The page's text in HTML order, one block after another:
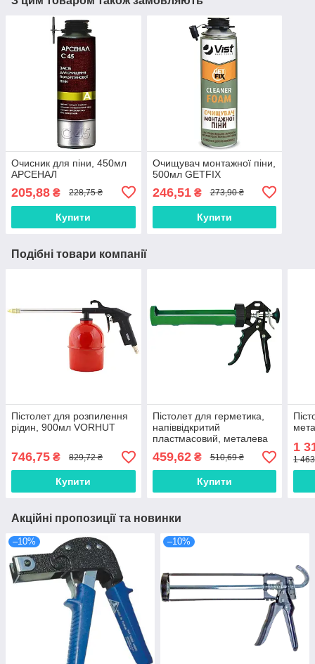
Очисник для піни, 450мл
АРСЕНАЛ
205,88 ₴ 228,75 ₴
Купити
Очищувач монтажної піни,
500мл GETFIX
246,51₴ 273,90 ₴
Купити
Подібні товари компанії
Пістолет для розпилення
рідин, 900мл VORHUT
746,75 ₴ 829,72 ₴
Купити
Пістолет для герметика,
напіввідкритий
пластмасовий, металева
ручка FAVORIT
459,62₴ 510,69 ₴
Купити
1
1
Акційні пропозиції та новинки
–10% –10%